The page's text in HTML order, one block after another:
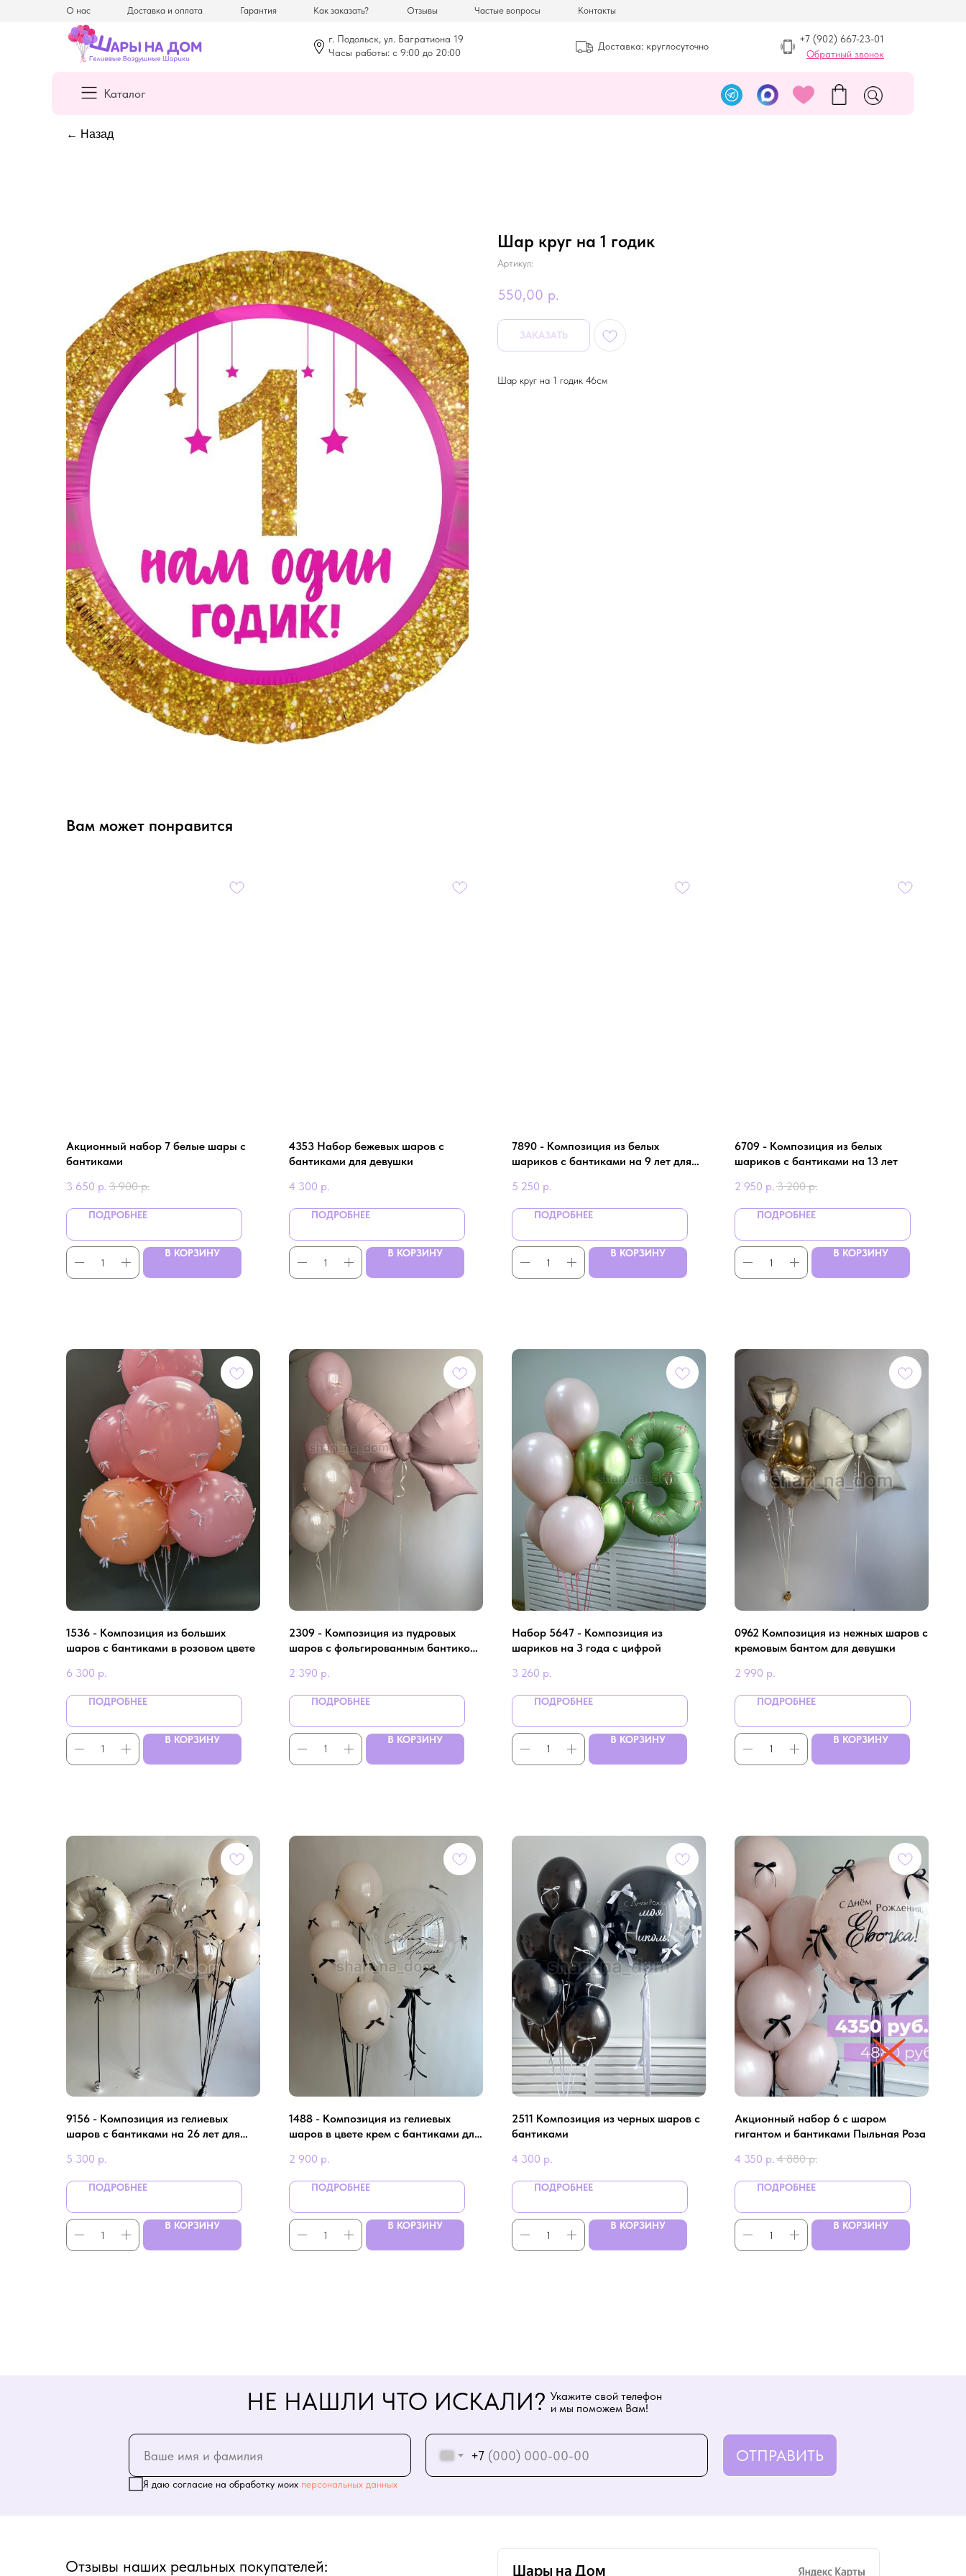
Отзывы Частые вопросы Контакты
Гарантия Как заказать?
Доставка и оплата
О нас
+7 (902) 667-23-01
Обратный звонок
г. Подольск, ул. Багратиона 19
Часы работы: с 9:00 до 20:00
Доставка: круглосуточно
Каталог
← Назад
Шар круг на 1 годик
Артикул:
550,00 р.
ЗАКАЗАТЬ
Шар круг на 1 годик 46см
Вам может понравится
Aкционный нaбор 7 белые шaры с
бaнтикaми
3 650 р. 3 900 р.
ПОДРОБНЕЕ
В КОРЗИНУ
4353 Набор бежевых шаров с
бантиками для девушки
4 300 р.
ПОДРОБНЕЕ
В КОРЗИНУ
7890 - Композиция из белых
шариков с бантиками на 9 лет для
5 250 р.
ПОДРОБНЕЕ
В КОРЗИНУ
6709 - Композиция из белых
шариков с бантиками на 13 лет
2 950 р. 3 200 р.
ПОДРОБНЕЕ
В КОРЗИНУ
1536 - Композиция из больших
шаров с бантиками в розовом цвете
6 300 р.
ПОДРОБНЕЕ
В КОРЗИНУ
2309 - Композиция из пудровых
шаров с фольгированным бантиком
2 390 р.
ПОДРОБНЕЕ
В КОРЗИНУ
Набор 5647 - Композиция из
шариков на 3 года с цифрой
3 260 р.
ПОДРОБНЕЕ
В КОРЗИНУ
0962 Композиция из нежных шаров с
кремовым бантом для девушки
2 990 р.
ПОДРОБНЕЕ
В КОРЗИНУ
9156 - Композиция из гелиевых
шаров с бантиками на 26 лет для
5 300 р.
ПОДРОБНЕЕ
В КОРЗИНУ
1488 - Композиция из гелиевых
шаров в цвете крем с бантиками для
2 900 р.
ПОДРОБНЕЕ
В КОРЗИНУ
2511 Композиция из черных шаров с
бантиками
4 300 р.
ПОДРОБНЕЕ
В КОРЗИНУ
Aкционный нaбор 6 c шaром
гигaнтом и бaнтикaми Пыльнaя Розa
4 350 р. 4 880 р.
ПОДРОБНЕЕ
В КОРЗИНУ
+7
Я даю согласие на обработку моих персональных данных
ОТПРАВИТЬ
НЕ НАШЛИ ЧТО ИСКАЛИ? Укажите свой телефон
и мы поможем Вам!
Отзывы наших реальных покупателей: